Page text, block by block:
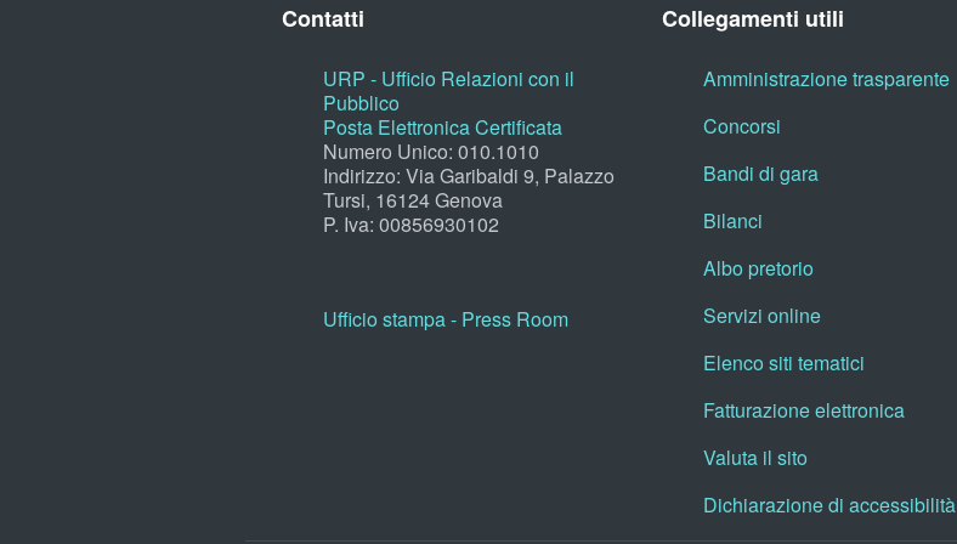
Contatti
URP - Ufficio Relazioni con il
Pubblico
Posta Elettronica Certificata
Numero Unico: 010.1010
Indirizzo: Via Garibaldi 9, Palazzo
Tursi, 16124 Genova
P. Iva: 00856930102
Ufficio stampa - Press Room
Collegamenti utili
Amministrazione trasparente
Concorsi
Bandi di gara
Bilanci
Albo pretorio
Servizi online
Elenco siti tematici
Fatturazione elettronica
Valuta il sito
Dichiarazione di accessibilità